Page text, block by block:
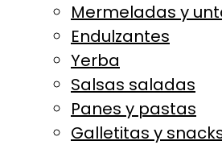
Mermeladas y
Endulzantes
Yerba
Salsas saladas
Panes y pastas
Galletitas y